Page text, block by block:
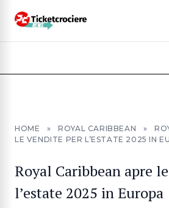
HOME » ROYAL CARIBBEAN »
LE VENDITE PER L’ESTATE 2025 IN
Royal Caribbean apre
l’estate 2025 in Europa